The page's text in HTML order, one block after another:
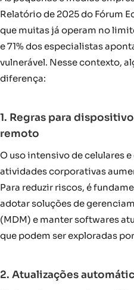
Relatório de 2025 do Fórum
que muitas já operam no
e 71% dos especialistas
vulnerável. Nesse contexto,
diferença:
1. Regras para
remoto
O uso intensivo de celulares
atividades corporativas
Para reduzir riscos, é
adotar soluções de
(MDM) e manter softwares
que podem ser exploradas
2. Atualizações